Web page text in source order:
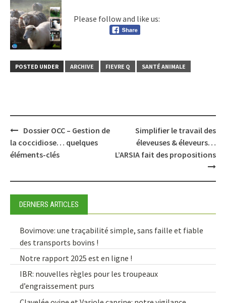
Please follow and like us:
POSTED UNDER ARCHIVE FIEVRE Q SANTÉ ANIMALE
Post
navigation
Dossier OCC – Gestion de
la coccidiose… quelques
éléments-clés
Simplifier le travail des
éleveuses & éleveurs…
L’ARSIA fait des propositions
DERNIERS ARTICLES
Bovimove: une traçabilité simple, sans faille et fiable
des transports bovins !
Notre rapport 2025 est en ligne !
IBR: nouvelles règles pour les troupeaux
d’engraissement purs